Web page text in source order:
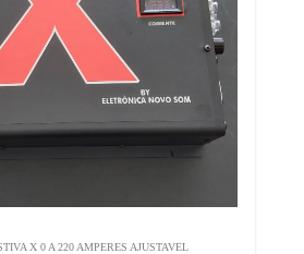
X 0 A 220 AMPERES AJUSTAVEL